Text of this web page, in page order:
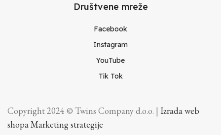
Društvene mreže
Facebook
Instagram
YouTube
Tik Tok
Copyright 2024 © Twins Company d.o.o. | Izrada web
shopa Marketing strategije